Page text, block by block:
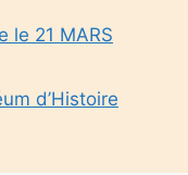
le 21 MARS
d’Histoire